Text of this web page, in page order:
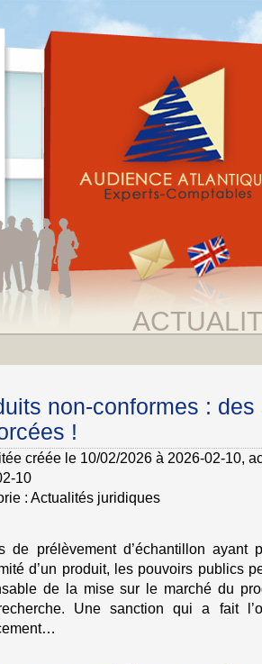
non-conformes :
!
créée le 10/02/2026 à 2026-02-10,
10
: Actualités juridiques
de prélèvement d’échantillon ayant
d’un produit, les pouvoirs publics
de la mise sur le marché du
Une sanction qui a fait